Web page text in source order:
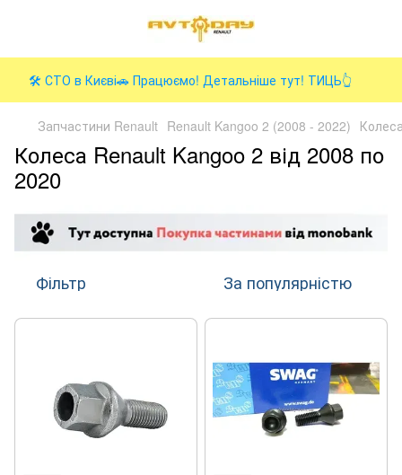
🛠️ СТО в Києві🚗 Працюємо! Детальніше тут! ТИЦЬ👆
Запчастини Renault Renault Kangoo 2 (2008 - 2022)
Колеса Renault Kangoo 2 від 2008 по
2020
Фільтр За популярністю